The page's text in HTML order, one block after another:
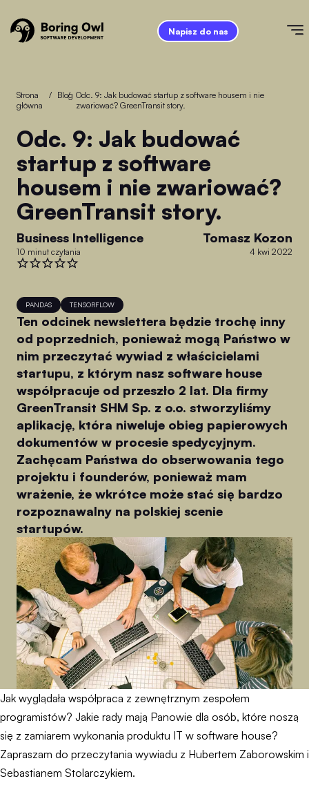
Napisz do nas
Strona
główna
/ Blog
/ Odc. 9: Jak budować startup z software housem i nie
zwariować? GreenTransit story.
Odc. 9: Jak budować
startup z software
housem i nie zwariować?
GreenTransit story.
Business Intelligence
10 minut czytania
Tomasz Kozon
4 kwi 2022
PANDAS TENSORFLOW
Ten odcinek newslettera będzie trochę inny
od poprzednich, ponieważ mogą Państwo w
nim przeczytać wywiad z właścicielami
startupu, z którym nasz software house
współpracuje od przeszło 2 lat. Dla firmy
GreenTransit SHM Sp. z o.o. stworzyliśmy
aplikację, która niweluje obieg papierowych
dokumentów w procesie spedycyjnym.
Zachęcam Państwa do obserwowania tego
projektu i founderów, ponieważ mam
wrażenie, że wkrótce może stać się bardzo
rozpoznawalny na polskiej scenie
startupów.
Jak wyglądała współpraca z zewnętrznym zespołem
programistów? Jakie rady mają Panowie dla osób, które noszą
się z zamiarem wykonania produktu IT w software house?
Zapraszam do przeczytania wywiadu z Hubertem Zaborowskim i
Sebastianem Stolarczykiem.